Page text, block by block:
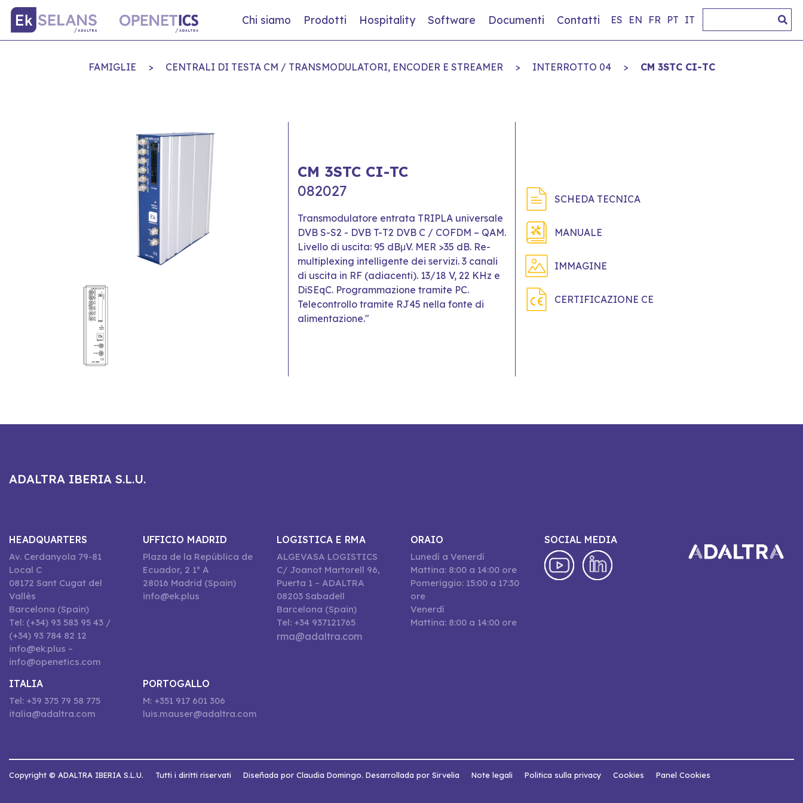
Chi siamo Prodotti Hospitality Software Documenti Contatti ES EN FR PT IT
FAMIGLIE > CENTRALI DI TESTA CM / TRANSMODULATORI, ENCODER E STREAMER > INTERROTTO 04 > CM 3STC CI-TC
CM 3STC CI-TC
082027
Transmodulatore entrata TRIPLA universale
DVB S-S2 - DVB T-T2 DVB C / COFDM – QAM.
Livello di uscita: 95 dBμV. MER >35 dB. Re-
multiplexing intelligente dei servizi. 3 canali
di uscita in RF (adiacenti). 13/18 V, 22 KHz e
DiSEqC. Programmazione tramite PC.
Telecontrollo tramite RJ45 nella fonte di
alimentazione."
SCHEDA TECNICA
MANUALE
IMMAGINE
CERTIFICAZIONE CE
ADALTRA IBERIA S.L.U.
HEADQUARTERS
Av. Cerdanyola 79-81
Local C
08172 Sant Cugat del
Vallès
Barcelona (Spain)
Tel: (+34) 93 583 95 43 /
(+34) 93 784 82 12
info@ek.plus –
info@openetics.com
UFFICIO MADRID
Plaza de la República de
Ecuador, 2 1º A
28016 Madrid (Spain)
info@ek.plus
LOGISTICA E RMA
ALGEVASA LOGISTICS
C/ Joanot Martorell 96,
Puerta 1 – ADALTRA
08203 Sabadell
Barcelona (Spain)
Tel: +34 937121765
rma@adaltra.com
ORAIO
Lunedí a Venerdí
Mattina: 8:00 a 14:00 ore
Pomeriggio: 15:00 a 17:30
ore
Venerdí
Mattina: 8:00 a 14:00 ore
SOCIAL MEDIA
ITALIA
Tel: +39 375 79 58 775
italia@adaltra.com
PORTOGALLO
M: +351 917 601 306
luis.mauser@adaltra.com
Copyright © ADALTRA IBERIA S.L.U. Tutti i diritti riservati Diseñada por Claudia Domingo. Desarrollada por Sirvelia Note legali Politica sulla privacy Cookies Panel Cookies